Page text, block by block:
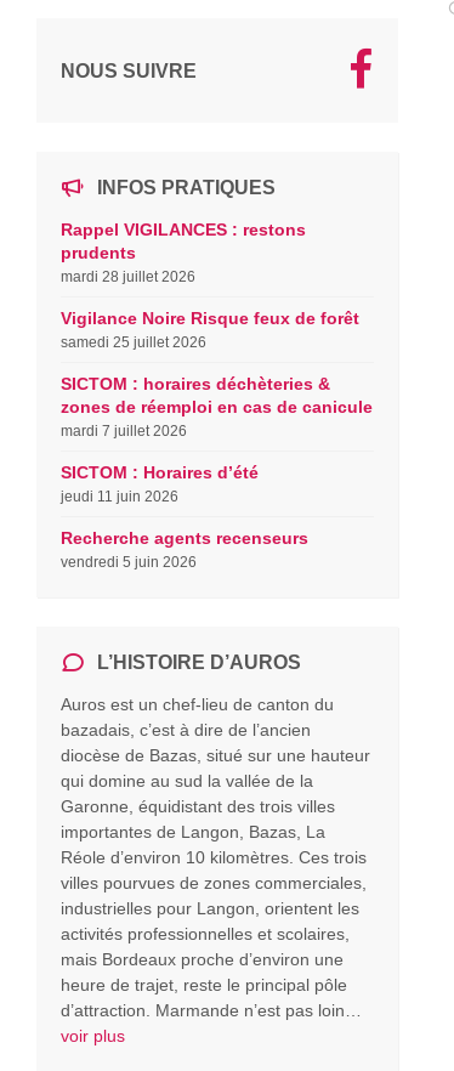
NOUS SUIVRE
INFOS PRATIQUES
Rappel VIGILANCES : restons
prudents
mardi 28 juillet 2026
Vigilance Noire Risque feux de forêt
samedi 25 juillet 2026
SICTOM : horaires déchèteries &
zones de réemploi en cas de canicule
mardi 7 juillet 2026
SICTOM : Horaires d’été
jeudi 11 juin 2026
Recherche agents recenseurs
vendredi 5 juin 2026
L’HISTOIRE D’AUROS
Auros est un chef-lieu de canton du
bazadais, c’est à dire de l’ancien
diocèse de Bazas, situé sur une hauteur
qui domine au sud la vallée de la
Garonne, équidistant des trois villes
importantes de Langon, Bazas, La
Réole d’environ 10 kilomètres. Ces trois
villes pourvues de zones commerciales,
industrielles pour Langon, orientent les
activités professionnelles et scolaires,
mais Bordeaux proche d’environ une
heure de trajet, reste le principal pôle
d’attraction. Marmande n’est pas loin…
voir plus